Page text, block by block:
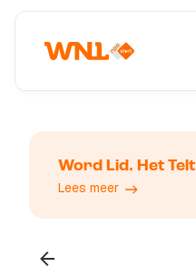
Word Lid. Het Telt
Lees meer